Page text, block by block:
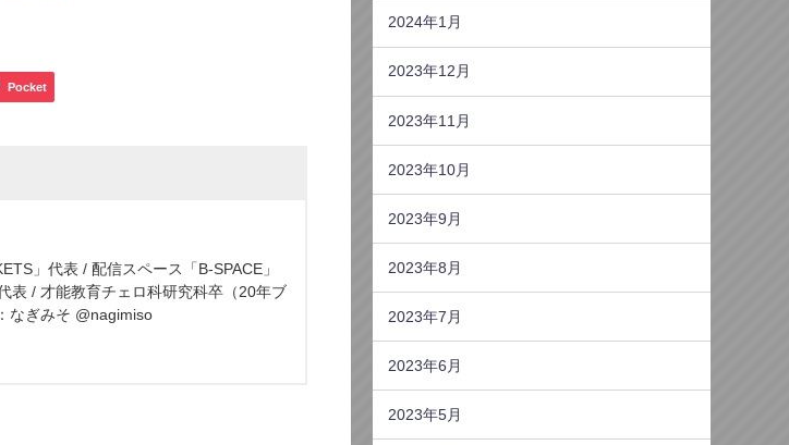
Pocket
」代表 / 配信スペース「B-SPACE」
表 / 才能教育チェロ科研究科卒（20年ブ
なぎみそ @nagimiso
2024年1月
2023年12月
2023年11月
2023年10月
2023年9月
2023年8月
2023年7月
2023年6月
2023年5月